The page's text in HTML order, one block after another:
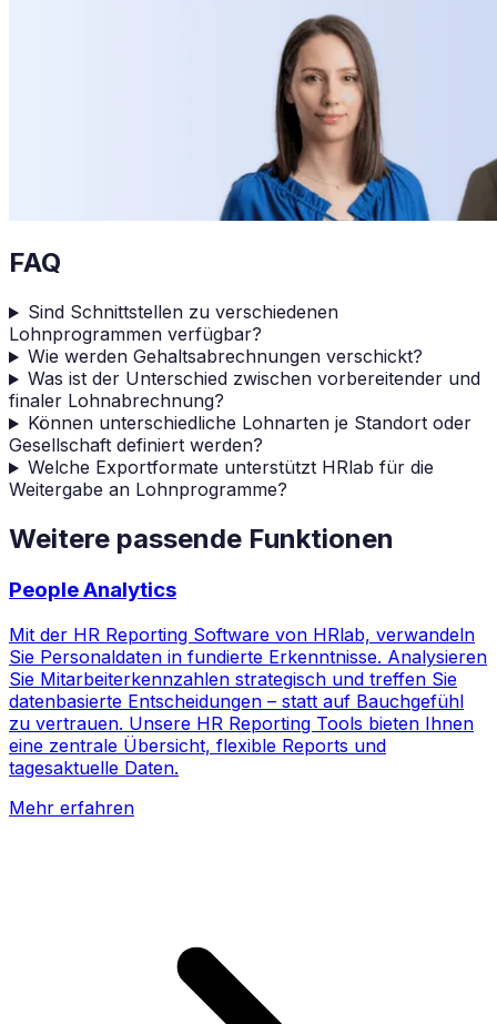
FAQ
Sind Schnittstellen zu verschiedenen
Lohnprogrammen verfügbar?
Wie werden Gehaltsabrechnungen verschickt?
Was ist der Unterschied zwischen vorbereitender und
finaler Lohnabrechnung?
Können unterschiedliche Lohnarten je Standort oder
Gesellschaft definiert werden?
Welche Exportformate unterstützt HRlab für die
Weitergabe an Lohnprogramme?
Weitere passende Funktionen
People Analytics
Mit der HR Reporting Software von HRlab, verwandeln
Sie Personaldaten in fundierte Erkenntnisse. Analysieren
Sie Mitarbeiterkennzahlen strategisch und treffen Sie
datenbasierte Entscheidungen – statt auf Bauchgefühl
zu vertrauen. Unsere HR Reporting Tools bieten Ihnen
eine zentrale Übersicht, flexible Reports und
tagesaktuelle Daten.
Mehr erfahren